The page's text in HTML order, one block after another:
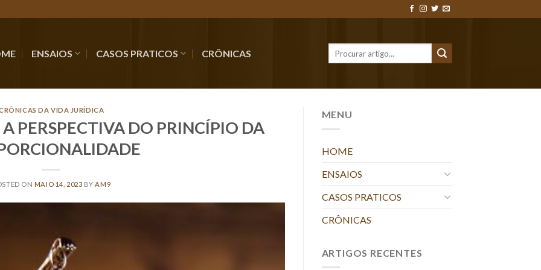
ENSAIOS CASOS PRATICOS CRÔNICAS
DA VIDA JURÍDICA
PERSPECTIVA DO PRINCÍPIO DA
ON MAIO 14, 2023 BY AM9
MENU
HOME
ENSAIOS
CASOS PRATICOS
CRÔNICAS
ARTIGOS RECENTES